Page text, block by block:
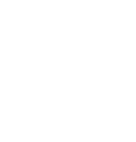
了解为什么说BetterZip是可以
关联的文件类型中我们可